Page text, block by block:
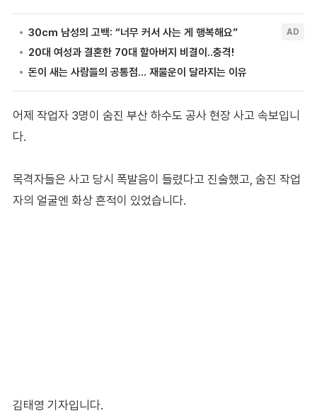
어제 작업자 3명이 숨진 부산 하수도 공사 현장 사고 속보입니
다.
목격자들은 사고 당시 폭발음이 들렸다고 진술했고, 숨진 작업
자의 얼굴엔 화상 흔적이 있었습니다.
김태영 기자입니다.